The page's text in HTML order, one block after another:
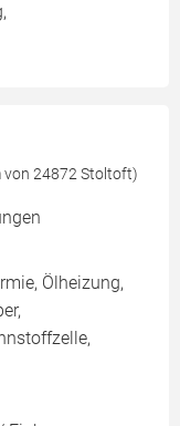
von 24872 Stoltoft)
Ölheizung,